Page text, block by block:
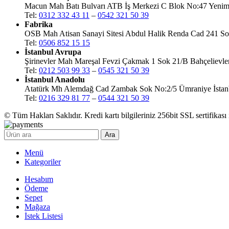
Macun Mah Batı Bulvarı ATB İş Merkezi C Blok No:47
Tel: 0312 332 43 11 – 0542 321 50 39
Fabrika
OSB Mah Atisan Sanayi Sitesi Abdul Halik Renda Cad 241
Tel: 0506 852 15 15
İstanbul Avrupa
Şirinevler Mah Mareşal Fevzi Çakmak 1 Sok 21/B
Tel: 0212 503 99 33 – 0545 321 50 39
İstanbul Anadolu
Atatürk Mh Alemdağ Cad Zambak Sok No:2/5 Ümraniye
Tel: 0216 329 81 77 – 0544 321 50 39
© Tüm Hakları Saklıdır. Kredi kartı bilgileriniz 256bit SSL sertifikası
Ara
Menü
Kategoriler
Hesabım
Ödeme
Sepet
Mağaza
İstek Listesi